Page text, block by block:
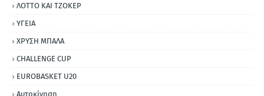
ΛΟΤΤΟ ΚΑΙ ΤΖΟΚΕΡ
ΥΓΕΙΑ
ΧΡΥΣΗ ΜΠΑΛΑ
CHALLENGE CUP
EUROBASKET U20
Αυτοκίνηση